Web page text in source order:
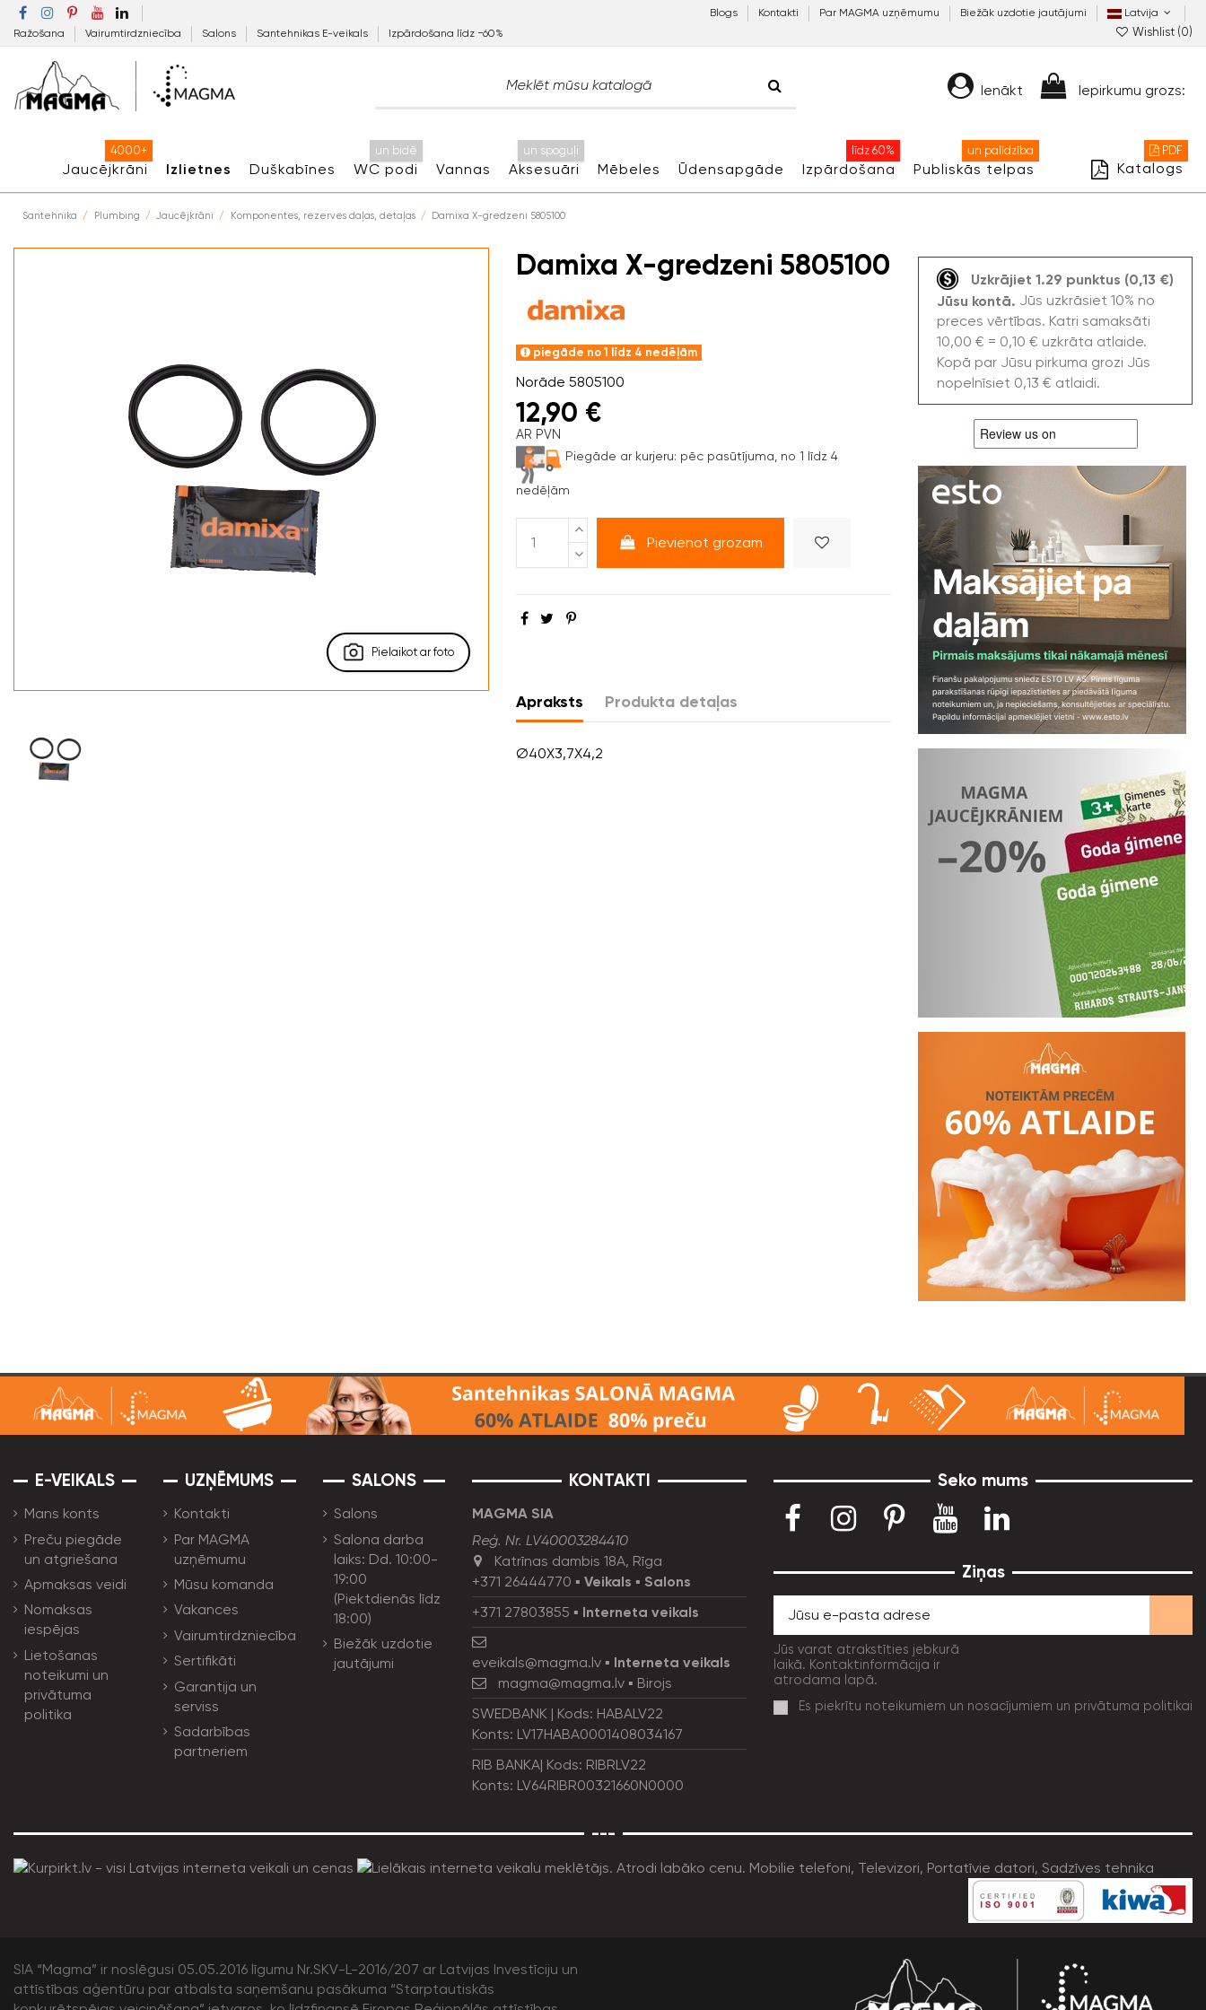
Ražošana Vairumtirdzniecība Salons Santehnikas E-veikals Izpārdošana līdz −60%
Blogs Kontakti Par MAGMA uzņēmumu Biežāk uzdotie jautājumi Latvija
Wishlist (0)
Ienākt Iepirkumu grozs:
Jaucējkrāni
4000+
Izlietnes Duškabīnes WC podi
un bidē
Vannas Aksesuāri
un spoguļi
Mēbeles Ūdensapgāde Izpārdošana
līdz 60%
Publiskās telpas
un palīdzība
Katalogs
PDF
Santehnika Plumbing Jaucējkrāni Komponentes, rezerves daļas, detaļas Damixa X-gredzeni 5805100
Pielaikot ar foto
Damixa X-gredzeni 5805100
piegāde no 1 līdz 4 nedēļām
Norāde 5805100
12,90 €
AR PVN
Piegāde ar kurjeru: pēc pasūtījuma, no 1 līdz 4
nedēļām
Pievienot grozam
Apraksts Produkta detaļas
Ø40X3,7X4,2
Uzkrājiet 1.29 punktus (0,13 €)
Jūsu kontā. Jūs uzkrāsiet 10% no
preces vērtības. Katri samaksāti
10,00 € = 0,10 € uzkrāta atlaide.
Kopā par Jūsu pirkuma grozi Jūs
nopelnīsiet 0,13 € atlaidi.
E-VEIKALS
Mans konts
Preču piegāde
un atgriešana
Apmaksas veidi
Nomaksas
iespējas
Lietošanas
noteikumi un
privātuma
politika
UZŅĒMUMS
Kontakti
Par MAGMA
uzņēmumu
Mūsu komanda
Vakances
Vairumtirdzniecība
Sertifikāti
Garantija un
serviss
Sadarbības
partneriem
SALONS
Salons
Salona darba
laiks: Dd. 10:00-
19:00
(Piektdienās līdz
18:00)
Biežāk uzdotie
jautājumi
KONTAKTI
MAGMA SIA
Reģ. Nr. LV40003284410
Katrīnas dambis 18A, Rīga
+371 26444770 ▪ Veikals ▪ Salons
+371 27803855 ▪ Interneta veikals
eveikals@magma.lv ▪ Interneta veikals
magma@magma.lv▪ Birojs
SWEDBANK | Kods: HABALV22
Konts: LV17HABA0001408034167
RIB BANKA| Kods: RIBRLV22
Konts: LV64RIBR00321660N0000
Seko mums
Ziņas
Jūs varat atrakstīties jebkurā
laikā. Kontaktinformācija ir
atrodama lapā.
Es piekrītu noteikumiem un nosacījumiem un privātuma politikai
---
SIA “Magma” ir noslēgusi 05.05.2016 līgumu Nr.SKV-L-2016/207 ar Latvijas Investīciju un
attīstības aģentūru par atbalsta saņemšanu pasākuma “Starptautiskās